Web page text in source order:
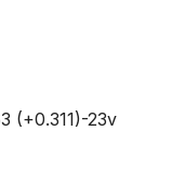
(+0.311)-23v